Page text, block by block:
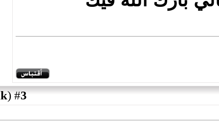
#
3
(
permalink
)